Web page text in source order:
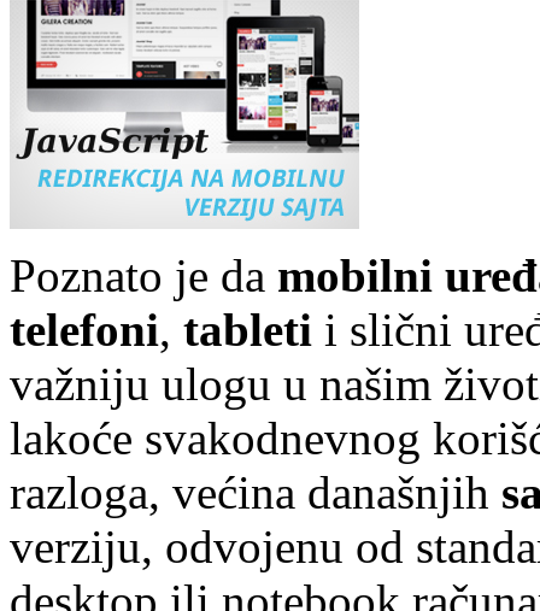
Poznato je da mobilni
telefoni, tableti i slični
važniju ulogu u našim
lakoće svakodnevnog
razloga, većina današnjih
verziju, odvojenu od
desktop ili notebook